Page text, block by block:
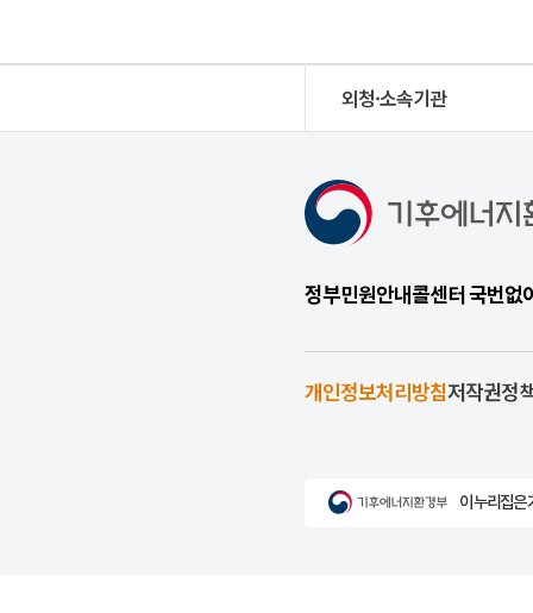
외청·소속기관
정부민원안내콜센터 국번
개인정보처리방침저작권정
이 누리집은